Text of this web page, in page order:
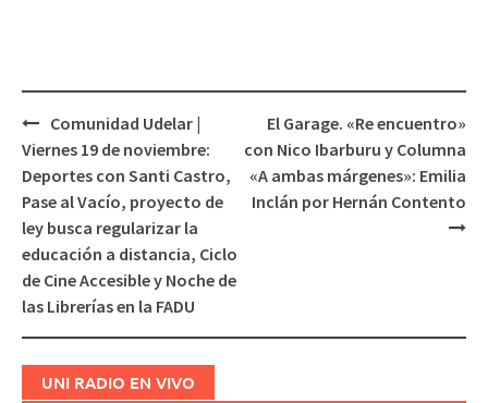
Navegación
de
entradas
Comunidad Udelar |
Viernes 19 de noviembre:
Deportes con Santi Castro,
Pase al Vacío, proyecto de
ley busca regularizar la
educación a distancia, Ciclo
de Cine Accesible y Noche de
las Librerías en la FADU
El Garage. «Re encuentro»
con Nico Ibarburu y Columna
«A ambas márgenes»: Emilia
Inclán por Hernán Contento
UNI RADIO EN VIVO